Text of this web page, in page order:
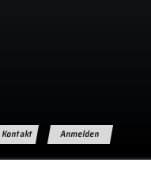
Anmelden
Kontakt